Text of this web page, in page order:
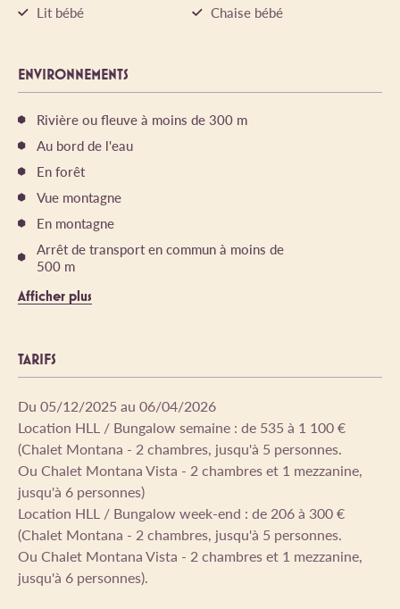
Lit bébé Chaise bébé
ENVIRONNEMENTS
Rivière ou fleuve à moins de 300 m
Au bord de l'eau
En forêt
Vue montagne
En montagne
Arrêt de transport en commun à moins de
500 m
Afficher plus
TARIFS
Du 05/12/2025 au 06/04/2026
Location HLL / Bungalow semaine : de 535 à 1 100 €
(Chalet Montana - 2 chambres, jusqu'à 5 personnes.
Ou Chalet Montana Vista - 2 chambres et 1 mezzanine,
jusqu'à 6 personnes)
Location HLL / Bungalow week-end : de 206 à 300 €
(Chalet Montana - 2 chambres, jusqu'à 5 personnes.
Ou Chalet Montana Vista - 2 chambres et 1 mezzanine,
jusqu'à 6 personnes).